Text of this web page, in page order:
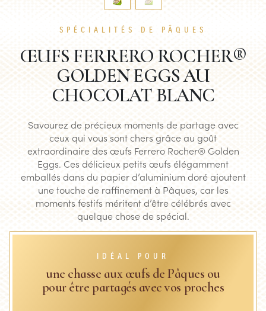
SPÉCIALITÉS DE PÂQUES
ŒUFS FERRERO ROCHER®
GOLDEN EGGS AU
CHOCOLAT BLANC
Savourez de précieux moments de partage avec
ceux qui vous sont chers grâce au goût
extraordinaire des œufs Ferrero Rocher® Golden
Eggs. Ces délicieux petits œufs élégamment
emballés dans du papier d’aluminium doré ajoutent
une touche de raffinement à Pâques, car les
moments festifs méritent d’être célébrés avec
quelque chose de spécial.
IDÉAL POUR
une chasse aux œufs de Pâques ou
pour être partagés avec vos proches